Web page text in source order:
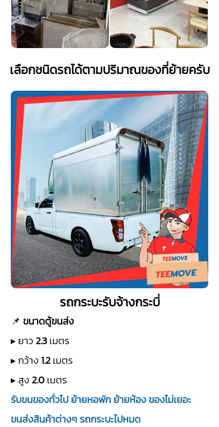
เลือกชนิดรถได้ตามปริมาณของที่ย้ายครับ
รถกระบะรับจ้างกระบี่
📌 ขนาดตู้ขนส่ง
▸ ยาว 2.3 เมตร
▸ กว้าง 1.2 เมตร
▸ สูง 2.0 เมตร
รับขนของทั่วไป ย้ายหอพัก ย้ายห้อง ของไม่เยอะ
ขนส่งสินค้าต่างๆ รถกระบะไปหมด